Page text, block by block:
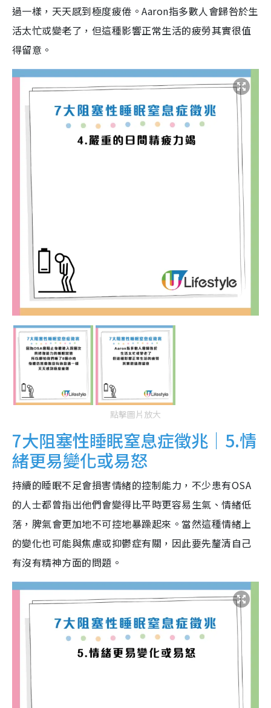
過一樣，天天感到極度疲倦。Aaron指多數人會歸咎於生
活太忙或變老了，但這種影響正常生活的疲勞其實很值
得留意。
點擊圖片放大
7大阻塞性睡眠窒息症徵兆｜5.情
緒更易變化或易怒
持續的睡眠不足會損害情緒的控制能力，不少患有OSA
的人士都曾指出他們會變得比平時更容易生氣、情緒低
落，脾氣會更加地不可控地暴躁起來。當然這種情緒上
的變化也可能與焦慮或抑鬱症有關，因此要先釐清自己
有沒有精神方面的問題。